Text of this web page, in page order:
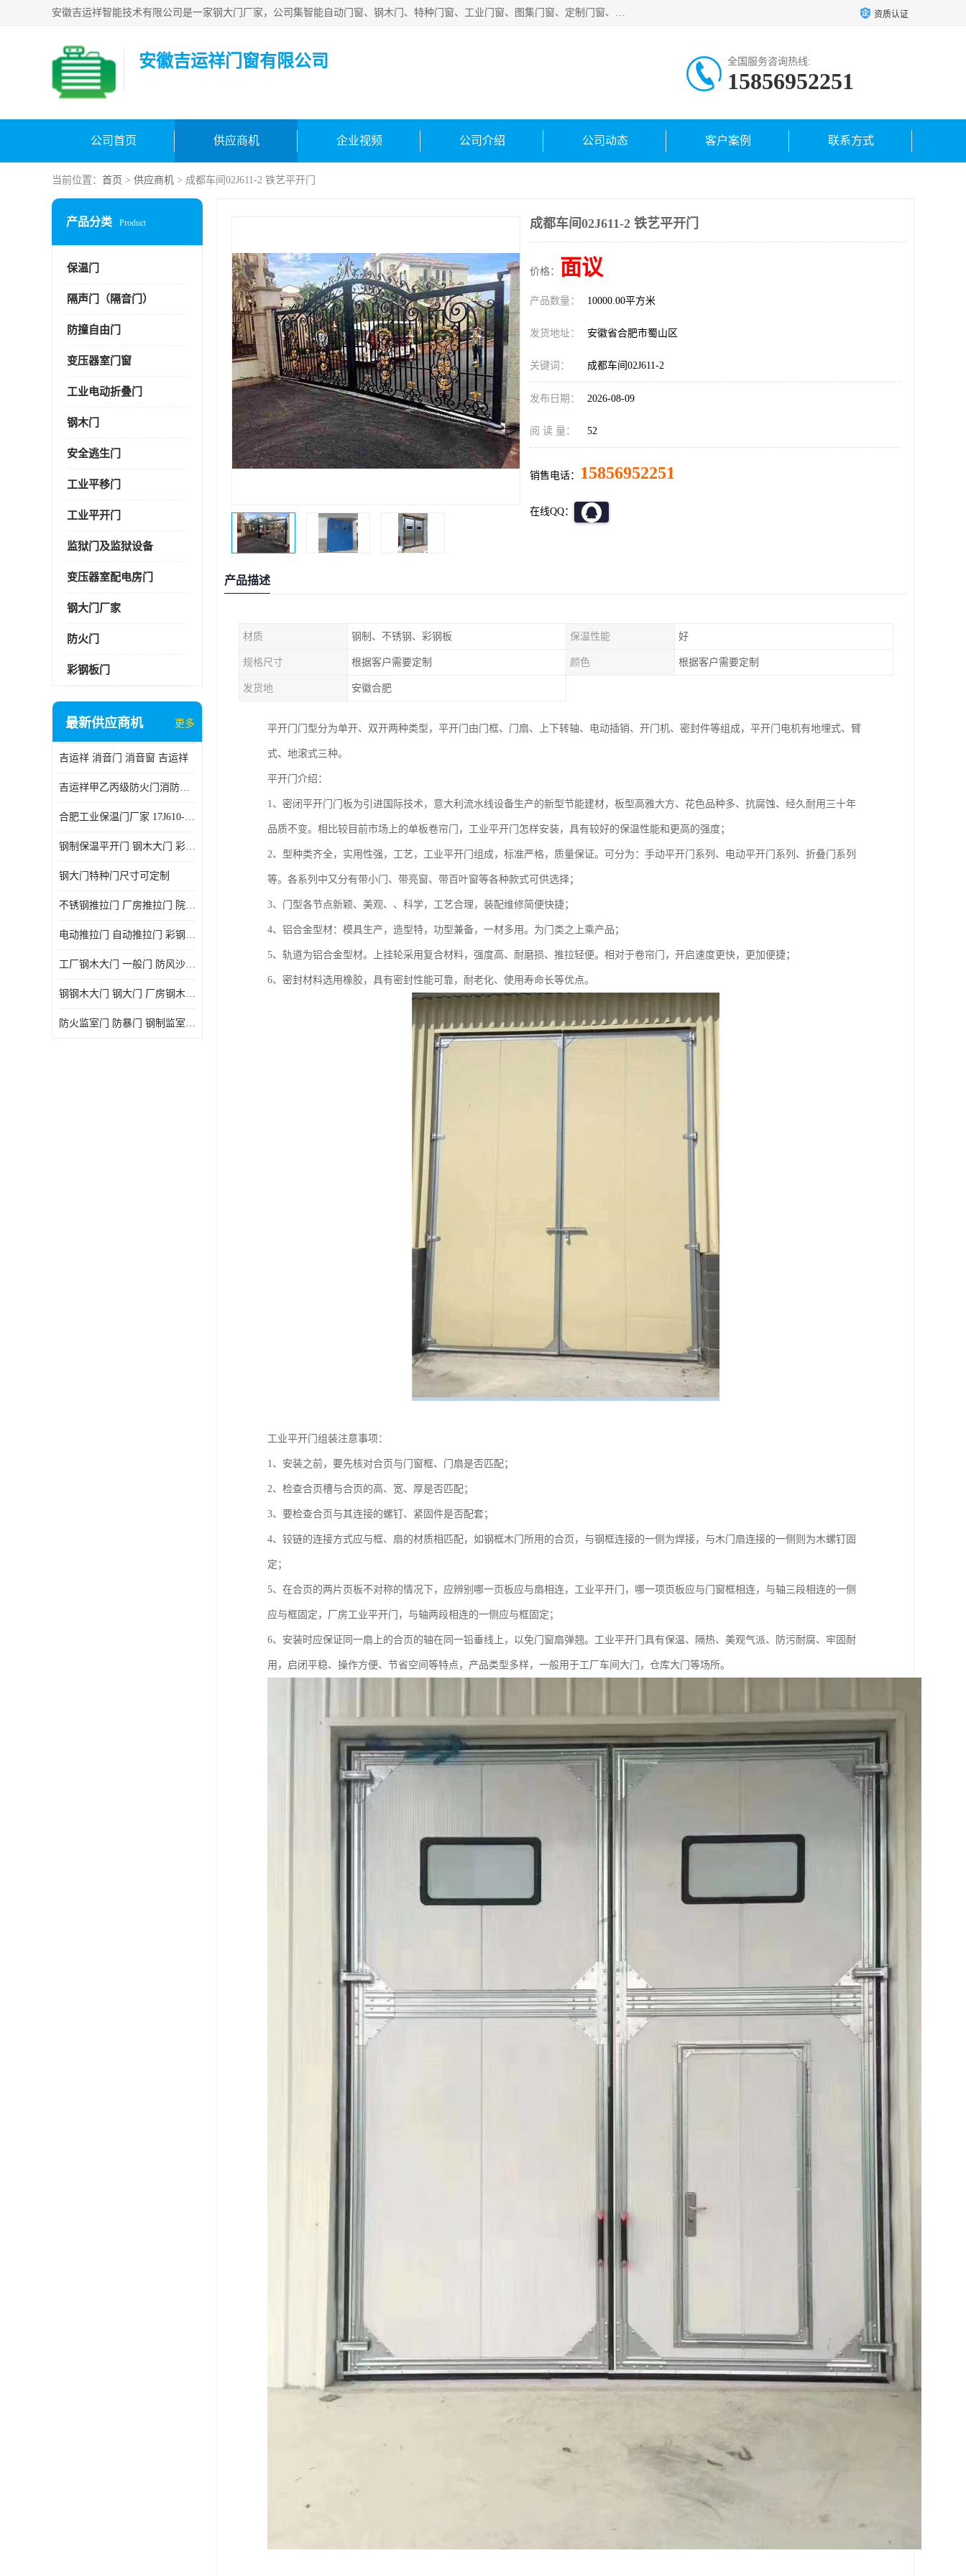
安徽吉运祥智能技术有限公司是一家钢大门厂家，公司集智能自动门窗、钢木门、特种门窗、工业门窗、图集门窗、定制门窗、非标门窗等通道产品的研发设计、制作、安装于一体的综合性、性高新技术企业。 资质认证
安徽吉运祥门窗有限公司 全国服务咨询热线:
15856952251
公司首页 供应商机 企业视频 公司介绍 公司动态 客户案例 联系方式
当前位置： 首页 > 供应商机 > 成都车间02J611-2 铁艺平开门
产品分类 Product
保温门
隔声门（隔音门）
防撞自由门
变压器室门窗
工业电动折叠门
钢木门
安全逃生门
工业平移门
工业平开门
监狱门及监狱设备
变压器室配电房门
钢大门厂家
防火门
彩钢板门
最新供应商机 更多
吉运祥 消音门 消音窗 吉运祥
吉运祥甲乙丙级防火门消防门一门一证
合肥工业保温门厂家 17J610-1保温门
钢制保温平开门 钢木大门 彩钢复合板门
钢大门特种门尺寸可定制
不锈钢推拉门 厂房推拉门 院墙推拉门 工业电动推拉门
电动推拉门 自动推拉门 彩钢板推拉门 夹芯板推拉门
工厂钢木大门 一般门 防风沙 风砂）门 防严寒门
钢钢木大门 钢大门 厂房钢木大门 高铁站钢木大门
防火监室门 防暴门 钢制监室门 报警监舍门
成都车间02J611-2 铁艺平开门
价格： 面议
产品数量： 10000.00平方米
发货地址： 安徽省合肥市蜀山区
关键词： 成都车间02J611-2
发布日期： 2026-08-09
阅 读 量： 52
销售电话： 15856952251
在线QQ：
产品描述
材质 钢制、不锈钢、彩钢板 保温性能 好
规格尺寸 根据客户需要定制 颜色 根据客户需要定制
发货地 安徽合肥
平开门门型分为单开、双开两种类型，平开门由门框、门扇、上下转轴、电动插销、开门机、密封件等组成，平开门电机有地埋式、臂
式、地滚式三种。
平开门介绍：
1、密闭平开门门板为引进国际技术，意大利流水线设备生产的新型节能建材，板型高雅大方、花色品种多、抗腐蚀、经久耐用三十年
品质不变。相比较目前市场上的单板卷帘门，工业平开门怎样安装，具有较好的保温性能和更高的强度；
2、型种类齐全，实用性强，工艺，工业平开门组成，标准严格，质量保证。可分为：手动平开门系列、电动平开门系列、折叠门系列
等。各系列中又分有带小门、带亮窗、带百叶窗等各种款式可供选择；
3、门型各节点新颖、美观、、科学，工艺合理，装配维修简便快捷；
4、铝合金型材：模具生产，造型特，功型兼备，一材多用。为门类之上乘产品；
5、轨道为铝合金型材。上挂轮采用复合材料，强度高、耐磨损、推拉轻便。相对于卷帘门，开启速度更快，更加便捷；
6、密封材料选用橡胶，具有密封性能可靠，耐老化、使用寿命长等优点。
工业平开门组装注意事项：
1、安装之前，要先核对合页与门窗框、门扇是否匹配；
2、检查合页槽与合页的高、宽、厚是否匹配；
3、要检查合页与其连接的螺钉、紧固件是否配套；
4、铰链的连接方式应与框、扇的材质相匹配，如钢框木门所用的合页，与钢框连接的一侧为焊接，与木门扇连接的一侧则为木螺钉固
定；
5、在合页的两片页板不对称的情况下，应辨别哪一页板应与扇相连，工业平开门，哪一项页板应与门窗框相连，与轴三段相连的一侧
应与框固定，厂房工业平开门，与轴两段相连的一侧应与框固定；
6、安装时应保证同一扇上的合页的轴在同一铅垂线上，以免门窗扇弹翘。工业平开门具有保温、隔热、美观气派、防污耐腐、牢固耐
用，启闭平稳、操作方便、节省空间等特点，产品类型多样，一般用于工厂车间大门，仓库大门等场所。